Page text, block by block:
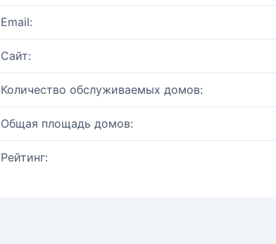
Email:
Сайт:
Количество обслуживаемых домов:
Общая площадь домов:
Рейтинг: